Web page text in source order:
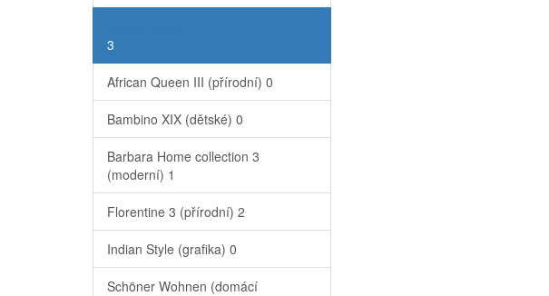
3
African Queen III (přírodní) 0
Bambino XIX (dětské) 0
Barbara Home collection 3
(moderní) 1
Florentine 3 (přírodní) 2
Indian Style (grafika) 0
Schöner Wohnen (domácí